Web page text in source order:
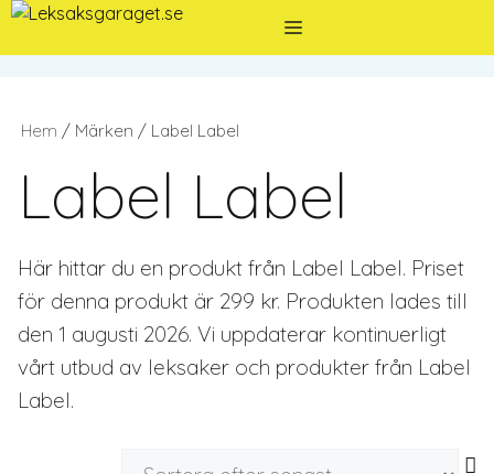
Hoppa
till
Meny
Hem / Märken / Label Label
Label Label
Här hittar du en produkt från Label Label. Priset
för denna produkt är 299 kr. Produkten lades till
den 1 augusti 2026. Vi uppdaterar kontinuerligt
vårt utbud av leksaker och produkter från Label
Label.